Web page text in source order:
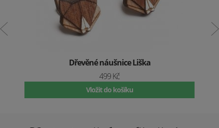
Dřevěné náušnice Liška
499 Kč
Vložit do košíku